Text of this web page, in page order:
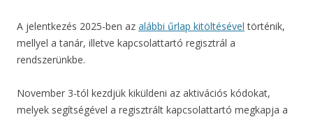
A jelentkezés 2025-ben az alábbi űrlap kitöltésével történik,
mellyel a tanár, illetve kapcsolattartó regisztrál a
rendszerünkbe.
November 3-tól kezdjük kiküldeni az aktivációs kódokat,
melyek segítségével a regisztrált kapcsolattartó megkapja a